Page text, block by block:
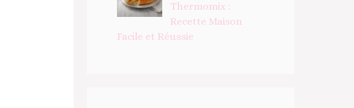
Thermomix :
Recette Maison
Facile et Réussie